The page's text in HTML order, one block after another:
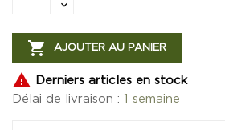
 AJOUTER AU PANIER

Derniers articles en stock
Délai de livraison : 1 semaine